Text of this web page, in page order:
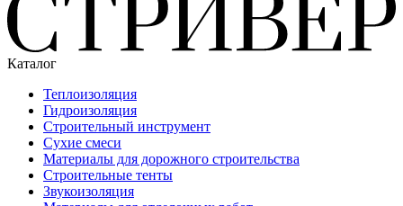
Каталог
Теплоизоляция
Гидроизоляция
Строительный инструмент
Сухие смеси
Материалы для дорожного строительства
Строительные тенты
Звукоизоляция